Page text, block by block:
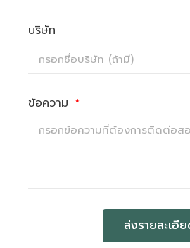
บริษัท
ข้อความ
ส่งรายละเอี